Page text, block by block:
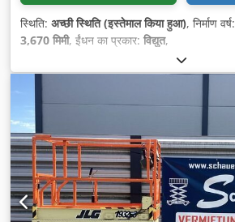
स्थिति: अच्छी स्थिति (इस्तेमाल किया हुआ), निर्माण वर्ष:
3,670 मिमी, ईंधन का प्रकार: विद्युत,